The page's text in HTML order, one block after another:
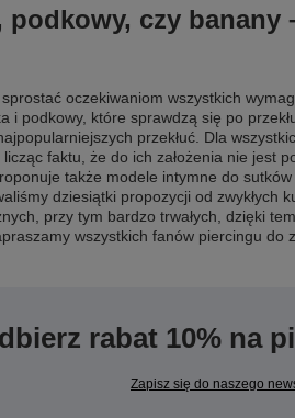
podkowy, czy banany
oczekiwaniom wszystkich
i podkowy, które sprawdzą się po
przekłuć. Dla
faktu, że do ich założenia nie jest
także modele intymne do
dziesiątki propozycji od
przy tym bardzo trwałych, dzięki
wszystkich fanów piercingu
rabat 10% na
Zapisz się do naszego